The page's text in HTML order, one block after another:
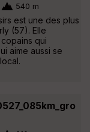
540 m
est une des plus
(57). Elle
qui
aime aussi se